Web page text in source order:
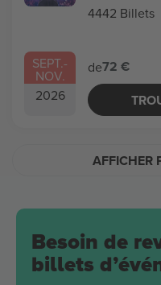
SEPT.-
NOV.
2026
4442 Billets
de72 €
AFFICHER
Besoin de
billets